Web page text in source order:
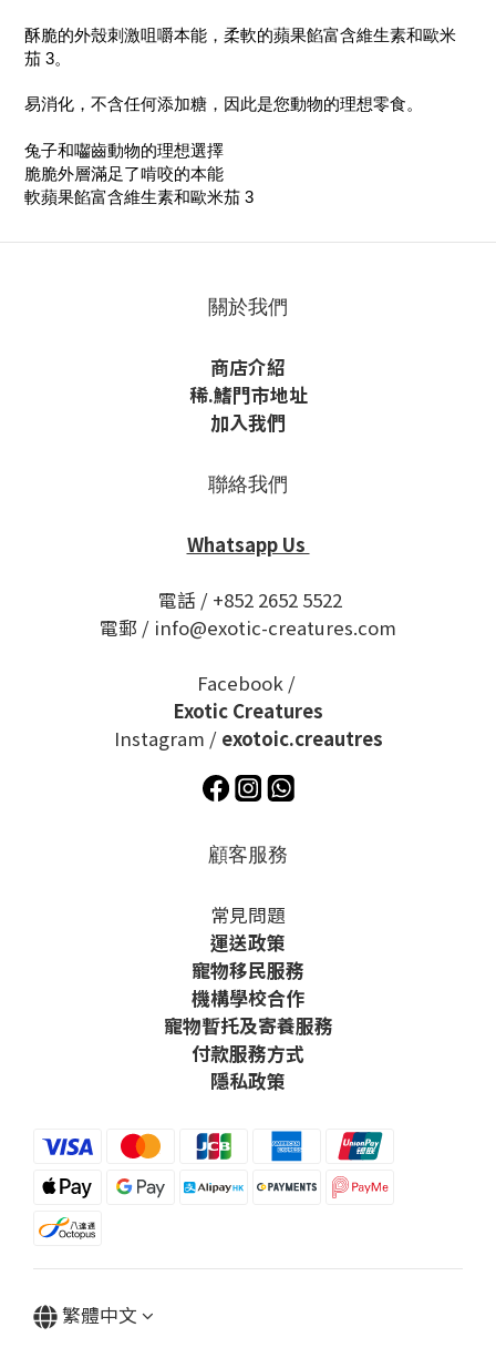
酥脆的外殼刺激咀嚼本能，柔軟的蘋果餡富含維生素和歐米
茄 3。
易消化，不含任何添加糖，因此是您動物的理想零食。
兔子和囓齒動物的理想選擇
脆脆外層滿足了啃咬的本能
軟蘋果餡富含維生素和歐米茄 3
關於我們
商店介紹
稀.鰭門市地址
加入我們
聯絡我們
Whatsapp Us
電話 / +852 2652 5522
電郵 / info@exotic-creatures.com
Facebook /
Exotic Creatures
Instagram / exotoic.creautres
顧客服務
常見問題
運送政策
寵物移民服務
機構學校合作
寵物暫托及寄養服務
付款服務方式
隱私政策
繁體中文